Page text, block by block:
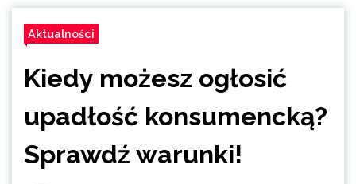
Aktualności
Kiedy możesz ogłosić
upadłość konsumencką?
Sprawdź warunki!